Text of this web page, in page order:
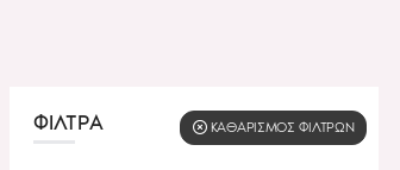
ΦΙΛΤΡΑ KΑΘΑΡΙΣΜΌΣ ΦΊΛΤΡΩΝ